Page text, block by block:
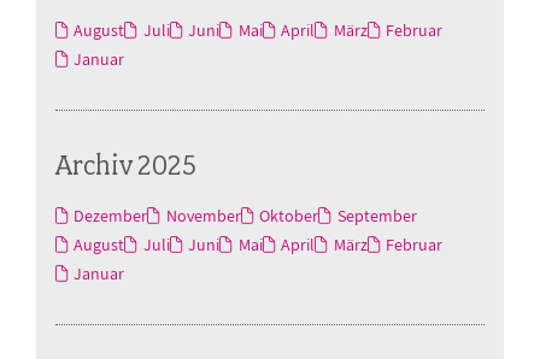
August Juli Juni Mai April März
Februar
Januar
Archiv 2025
Dezember November Oktober
September
August
Juli Juni Mai April März
Februar
Januar